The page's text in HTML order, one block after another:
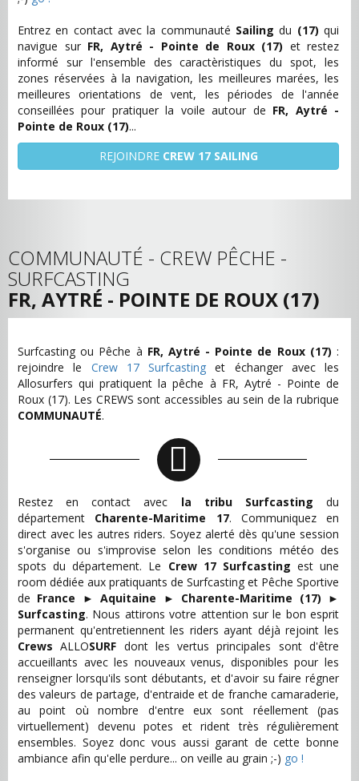
Entrez en contact avec la communauté Sailing du (17) qui
navigue sur FR, Aytré - Pointe de Roux (17) et restez
informé sur l'ensemble des caractèristiques du spot, les
zones réservées à la navigation, les meilleures marées, les
meilleures orientations de vent, les périodes de l'année
conseillées pour pratiquer la voile autour de FR, Aytré -
Pointe de Roux (17)...
REJOINDRE CREW 17 SAILING
COMMUNAUTÉ - CREW PÊCHE -
SURFCASTING
FR, AYTRÉ - POINTE DE ROUX (17)
Surfcasting ou Pêche à FR, Aytré - Pointe de Roux (17) :
rejoindre le Crew 17 Surfcasting et échanger avec les
Allosurfers qui pratiquent la pêche à FR, Aytré - Pointe de
Roux (17). Les CREWS sont accessibles au sein de la rubrique
COMMUNAUTÉ.
Restez en contact avec la tribu Surfcasting du
département Charente-Maritime 17. Communiquez en
direct avec les autres riders. Soyez alerté dès qu'une session
s'organise ou s'improvise selon les conditions météo des
spots du département. Le Crew 17 Surfcasting est une
room dédiée aux pratiquants de Surfcasting et Pêche Sportive
de France ►Aquitaine ► Charente-Maritime (17) ►
Surfcasting. Nous attirons votre attention sur le bon esprit
permanent qu'entretiennent les riders ayant déjà rejoint les
Crews ALLOSURF dont les vertus principales sont d'être
accueillants avec les nouveaux venus, disponibles pour les
renseigner lorsqu'ils sont débutants, et d'avoir su faire régner
des valeurs de partage, d'entraide et de franche camaraderie,
au point où nombre d'entre eux sont réellement (pas
virtuellement) devenu potes et rident très régulièrement
ensembles. Soyez donc vous aussi garant de cette bonne
ambiance afin qu'elle perdure... on veille au grain ;-) go !